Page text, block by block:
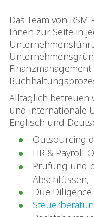
Das Team von
Ihnen zur Seite in
Alltäglich betreuen
und internationale
Englisch und
Outsourcing
HR & Payroll-
Prüfung und
Abschlüssen,
Due